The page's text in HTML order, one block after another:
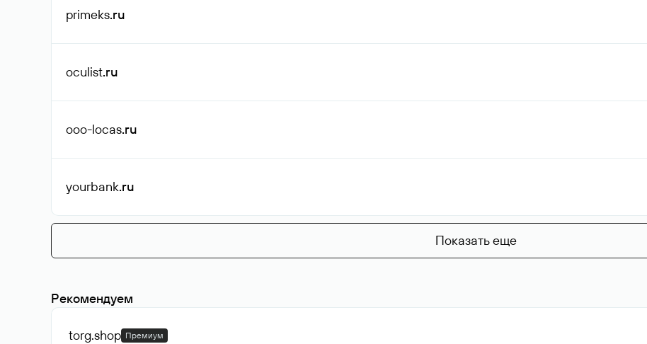
primeks.ru
oculist.ru
ooo-locas.ru
yourbank.ru
Показать еще
Рекомендуем
torg.shop Премиум